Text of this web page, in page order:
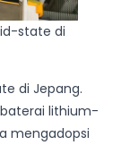
state di
di Jepang.
lithium-
mengadopsi